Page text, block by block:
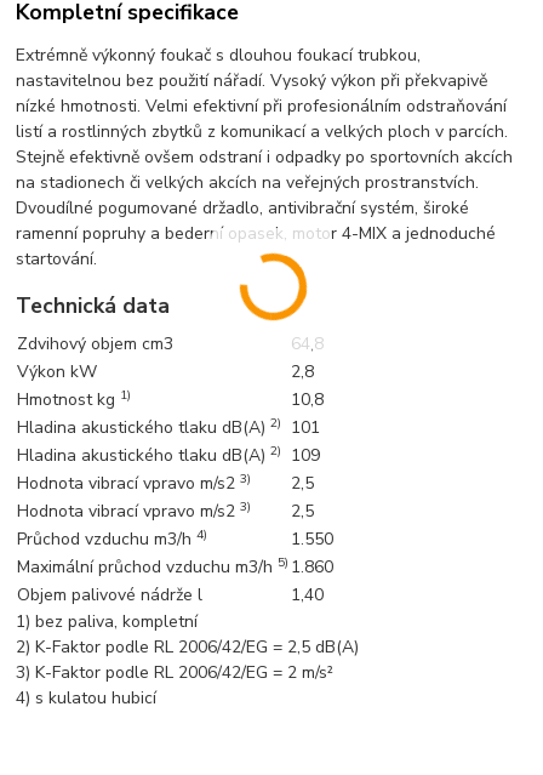
Kompletní specifikace
Extrémně výkonný foukač s dlouhou foukací trubkou,
nastavitelnou bez použití nářadí. Vysoký výkon při překvapivě
nízké hmotnosti. Velmi efektivní při profesionálním odstraňování
listí a rostlinných zbytků z komunikací a velkých ploch v parcích.
Stejně efektivně ovšem odstraní i odpadky po sportovních akcích
na stadionech či velkých akcích na veřejných prostranstvích.
Dvoudílné pogumované držadlo, antivibrační systém, široké
ramenní popruhy a bederní opasek, motor 4-MIX a jednoduché
startování.
Technická data
Zdvihový objem cm3
64,8
Výkon kW
2,8
Hmotnost kg 1)
10,8
Hladina akustického tlaku dB(A)2)
101
Hladina akustického tlaku dB(A)2)
109
Hodnota vibrací vpravo m/s23)
2,5
Hodnota vibrací vpravo m/s23)
2,5
Průchod vzduchu m3/h4)
1.550
Maximální průchod vzduchu m3/h 5) 1.860
Objem palivové nádrže l
1,40
1) bez paliva, kompletní
2) K-Faktor podle RL 2006/42/EG = 2,5 dB(A)
3) K-Faktor podle RL 2006/42/EG = 2 m/s²
4) s kulatou hubicí